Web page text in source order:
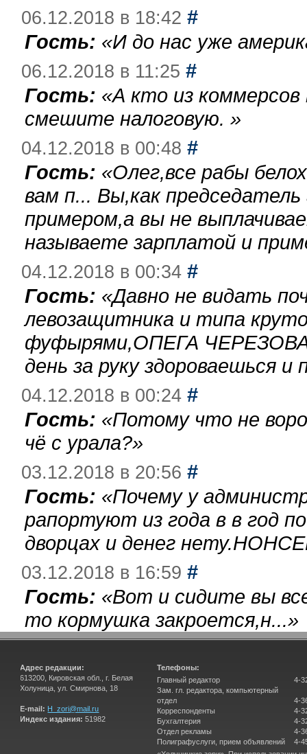
06.12.2018 в 18:42 #
Гость: «И до нас уже
06.12.2018 в 11:25 #
Гость: «А кто из
смешите налоговую. »
04.12.2018 в 00:48 #
Гость: «Олег,все рабы
вам п... Вы,как
примером,а вы не
называете зарплатой и
04.12.2018 в 00:34 #
Гость: «Давно не видать
левозащитника и типа
фуфырями,ОПЕГА
день за руку здороваешься
04.12.2018 в 00:24 #
Гость: «Потому что не
чё с урала?»
03.12.2018 в 20:56 #
Гость: «Почему у
рапортуют из года в в год
дворцах и денег
03.12.2018 в 16:59 #
Гость: «Вот и сидите вы
то кормушка закроется,н...»
Адрес редакции:
613200, Кировская обл., г. Белая
Холуница, ул. Смирнова, 18
E-mail: H_zori@mail.ru
Индекс издания: 51982
Телефоны:
Главный редактор
Зам. гл. редактора, компьютерный
отдел
Корреспонденты
Бухгалтерия
Отдел рекламы
Полиграфуслуги, прием объявлений
4-
4-
4-
4-
4-
4-